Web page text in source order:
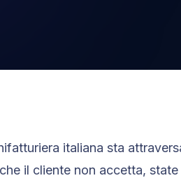
italiana sta
il cliente non accetta,